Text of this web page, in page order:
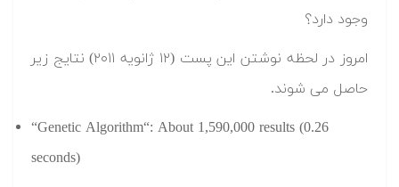
وجود دارد؟
امروز در لحظه نوشتن این پست (۱۲ ژانویه ۲۰۱۱) نتایج زیر
حاصل می شوند.
“Genetic Algorithm“: About 1,590,000 results (0.26
seconds)